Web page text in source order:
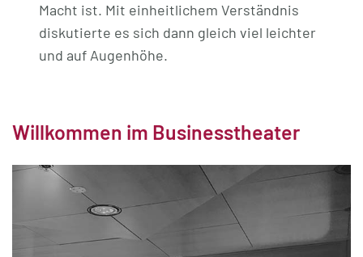
Macht ist. Mit einheitlichem Verständnis
diskutierte es sich dann gleich viel leichter
und auf Augenhöhe.
Willkommen im Businesstheater